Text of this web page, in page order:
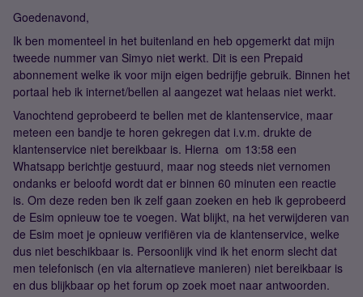
Goedenavond,
Ik ben momenteel in het buitenland en heb opgemerkt dat mijn
tweede nummer van Simyo niet werkt. Dit is een Prepaid
abonnement welke ik voor mijn eigen bedrijfje gebruik. Binnen het
portaal heb ik internet/bellen al aangezet wat helaas niet werkt.
Vanochtend geprobeerd te bellen met de klantenservice, maar
meteen een bandje te horen gekregen dat i.v.m. drukte de
klantenservice niet bereikbaar is. Hierna om 13:58 een
Whatsapp berichtje gestuurd, maar nog steeds niet vernomen
ondanks er beloofd wordt dat er binnen 60 minuten een reactie
is. Om deze reden ben ik zelf gaan zoeken en heb ik geprobeerd
de Esim opnieuw toe te voegen. Wat blijkt, na het verwijderen van
de Esim moet je opnieuw verifiëren via de klantenservice, welke
dus niet beschikbaar is. Persoonlijk vind ik het enorm slecht dat
men telefonisch (en via alternatieve manieren) niet bereikbaar is
en dus blijkbaar op het forum op zoek moet naar antwoorden.